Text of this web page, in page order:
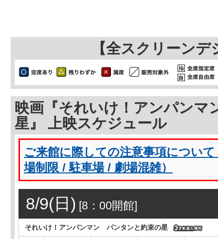
【全スクリーン
映画『それいけ！アンパン
星』 上映スケジュール
ご来館に際しての注意事項につい
場制限 / 駐車場 / 劇場混雑）
8/9(日) [8：00開館]
それいけ！アンパンマン パンタンと約束の星